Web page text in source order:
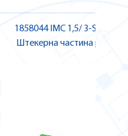
1858044 IMC 1,5/ 3-STGF-3,81
Штекерна частина роз'єму ,